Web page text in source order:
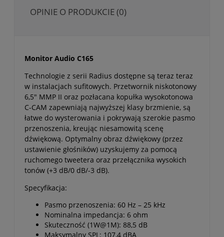
OPINIE O PRODUKCIE (0)
Monitor Audio C165
Technologie z serii Radius dostępne są teraz teraz
w instalacjach sufitowych. Przetwornik niskotonowy
6,5" MMP II oraz pozłacana kopułka wysokotonowa
C-CAM zapewniają najwyższej klasy brzmienie, są
łatwe do wysterowania i pokrywają szerokie pasmo
przenoszenia, kreując niesamowitą scenę
dźwiękową. Optymalny obraz dźwiękowy (przez
ustawienie głośników) uzyskujemy za pomocą
ruchomego tweetera oraz przełącznika wysokich
tonów (+3 dB/0 dB/-3 dB).
Specyfikacja:
Pasmo przenoszenia: 60 Hz – 25 kHz
Nominalna impedancja: 6 ohm
Skuteczność (1W@1M): 88,5 dB
Maksymalny SPL: 107,4 dBA